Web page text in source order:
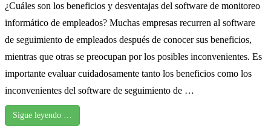
¿Cuáles son los beneficios y desventajas del software de monitoreo
informático de empleados? Muchas empresas recurren al software
de seguimiento de empleados después de conocer sus beneficios,
mientras que otras se preocupan por los posibles inconvenientes. Es
importante evaluar cuidadosamente tanto los beneficios como los
inconvenientes del software de seguimiento de …
Sigue leyendo …